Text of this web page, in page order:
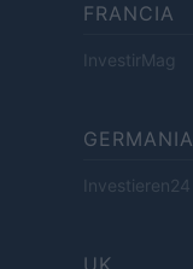
FRANCIA
InvestirMag
GERMANIA
Investieren24